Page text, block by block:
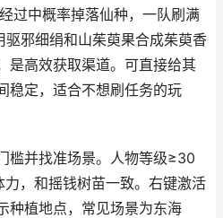
过中概率掉落仙种，一队刷满
邪细绢和山茱萸果合成茱萸香
是高效获取渠道。可直接给其
稳定，适合不想刷任务的玩
槛并找准场景。人物等级≥30
，和摇钱树苗一致。右键激活
种植地点，常见场景为东海